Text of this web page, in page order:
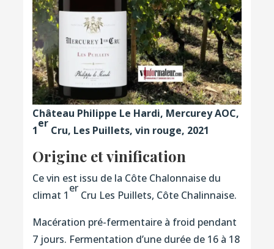
Château Philippe Le Hardi, Mercurey AOC,
1
er
Cru, Les Puillets, vin rouge, 2021
Origine et vinification
Ce vin est issu de la Côte Chalonnaise du
climat 1
er
Cru Les Puillets, Côte Chalinnaise.
Macération pré-fermentaire à froid pendant
7 jours. Fermentation d’une durée de 16 à 18